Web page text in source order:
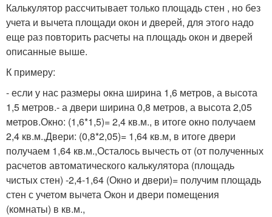
Калькулятор рассчитывает только площадь стен , но без
учета и вычета площади окон и дверей, для этого надо
еще раз повторить расчеты на площадь окон и дверей
описанные выше.
К примеру:
- если у нас размеры окна ширина 1,6 метров, а высота
1,5 метров.- а двери ширина 0,8 метров, а высота 2,05
метров.Окно: (1,6*1,5)= 2,4 кв.м., в итоге окно получаем
2,4 кв.м.,Двери: (0,8*2,05)= 1,64 кв.м, в итоге двери
получаем 1,64 кв.м.,Осталось вычесть от (от полученных
расчетов автоматического калькулятора (площадь
чистых стен) -2,4-1,64 (Окно и двери)= получим площадь
стен с учетом вычета Окон и двери помещения
(комнаты) в кв.м.,